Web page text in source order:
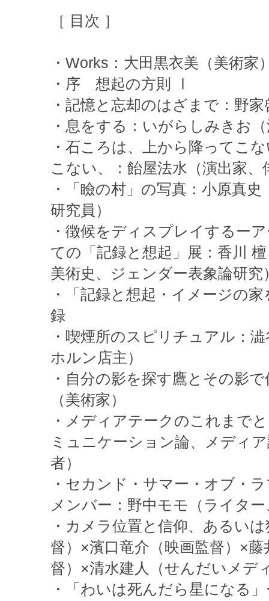
［ 目次 ］
・Works：大田黒衣美（美術家
・序 想起の方則 Ⅰ
・記憶と忘却のはざまで：野
・息をする：いがらしみきお
・石ころは、上から降ってこ
こない、：飴屋法水（演出家、
・「瞼の村」の写真：小原真
研究員）
・徴候をディスプレイするー
ての「記録と想起」展：香川
美術史、ジェンダー表象論研究
・「記録と想起・イメージの
録
・喫煙所のスピリチュアル：
ホルン店主）
・自分の影を探す鷹とその影
（美術家）
・メディアテークのこれまで
ミュニケーション論、メディ
者）
・セカンド・サマー・オブ・
メンバー：野中モモ（ライタ
・カメラ位置と信仰、あるい
督）×濱口竜介（映画監督）×
督）×清水建人（せんだいメデ
・「わいは死んだら星になる